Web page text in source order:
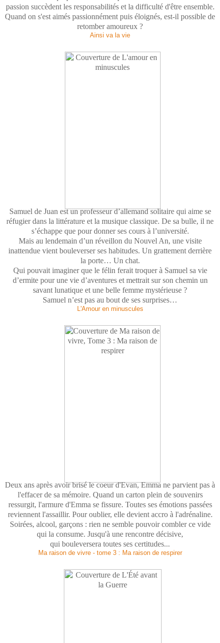
passion succèdent les responsabilités et la difficulté d'être ensemble.
Quand on s'est aimés passionnément puis éloignés, est-il possible de
retomber amoureux ?
Ainsi va la vie
Samuel de Juan est un professeur d’allemand solitaire qui aime se
réfugier dans la littérature et la musique classique. De sa bulle, il ne
s’échappe que pour donner ses cours à l’université.
Mais au lendemain d’un réveillon du Nouvel An, une visite
inattendue vient bouleverser ses habitudes. Un grattement derrière
la porte… Un chat.
Qui pouvait imaginer que le félin ferait troquer à Samuel sa vie
d’ermite pour une vie d’aventures et mettrait sur son chemin un
savant lunatique et une belle femme mystérieuse ?
Samuel n’est pas au bout de ses surprises…
L'Amour en minuscules
Deux ans après avoir brisé le coeur d'Evan, Emma ne parvient pas à
l'effacer de sa mémoire. Quand un carton plein de souvenirs
ressurgit, l'armure d'Emma se fissure. Toutes ses émotions passées
reviennent l'assaillir. Pour oublier, elle devient accro à l'adrénaline.
Soirées, alcool, garçons : rien ne semble pouvoir combler ce vide
qui la consume. Jusqu'à une rencontre décisive,
qui bouleversera toutes ses certitudes...
Ma raison de vivre - tome 3 : Ma raison de respirer